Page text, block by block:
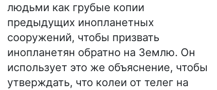
людьми как грубые копии
предыдущих инопланетных
сооружений, чтобы призвать
инопланетян обратно на Землю. Он
использует это же объяснение, чтобы
утверждать, что колеи от телег на